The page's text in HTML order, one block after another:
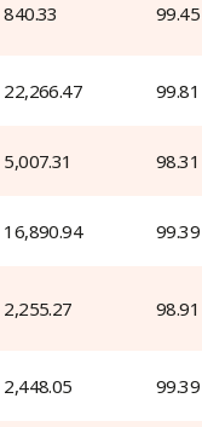
840.33 99.45
99.81
5,007.31 98.31
16,890.94 99.39
2,255.27 98.91
2,448.05 99.39